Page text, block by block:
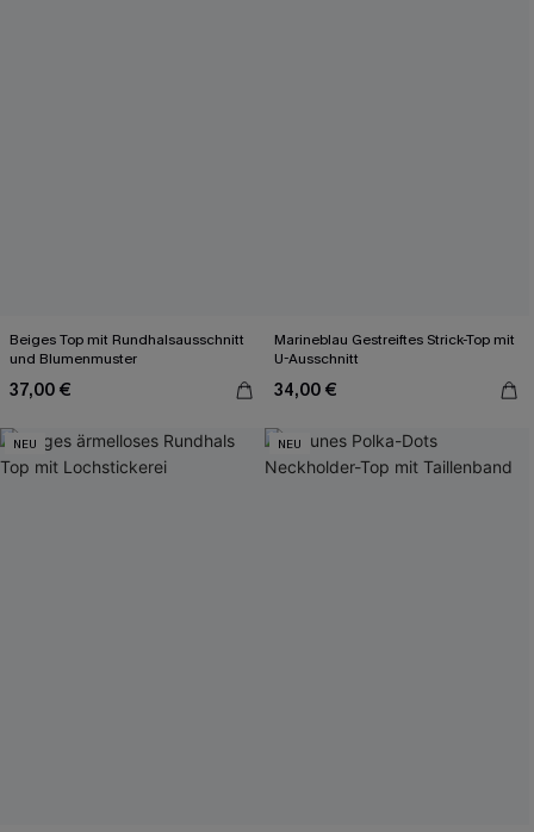
Beiges Top mit Rundhalsausschnitt
und Blumenmuster
37,00 €
Marineblau Gestreiftes Strick-Top mit
U-Ausschnitt
34,00 €
NEU NEU